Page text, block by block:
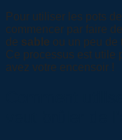
Pour utiliser les pots
commencer par faire
de sable ou un peu de
Ce processus est utile
avez votre encensoir !